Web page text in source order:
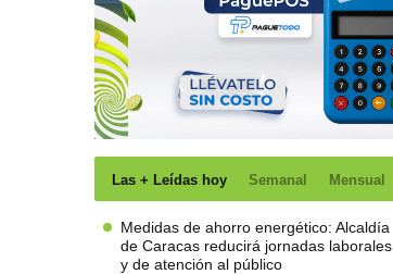
Las + Leídas hoy Semanal Mensual
Medidas de ahorro energético: Alcaldía
de Caracas reducirá jornadas laborales
y de atención al público